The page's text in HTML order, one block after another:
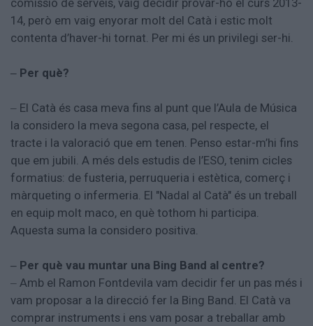
comissió de serveis, vaig decidir provar-ho el curs 2013-
14, però em vaig enyorar molt del Catà i estic molt
contenta d’haver-hi tornat. Per mi és un privilegi ser-hi.
– Per què?
– El Catà és casa meva fins al punt que l’Aula de Música
la considero la meva segona casa, pel respecte, el
tracte i la valoració que em tenen. Penso estar-m’hi fins
que em jubili. A més dels estudis de l’ESO, tenim cicles
formatius: de fusteria, perruqueria i estètica, comerç i
màrqueting o infermeria. El "Nadal al Catà" és un treball
en equip molt maco, en què tothom hi participa.
Aquesta suma la considero positiva.
– Per què vau muntar una Bing Band al centre?
– Amb el Ramon Fontdevila vam decidir fer un pas més i
vam proposar a la direcció fer la Bing Band. El Catà va
comprar instruments i ens vam posar a treballar amb